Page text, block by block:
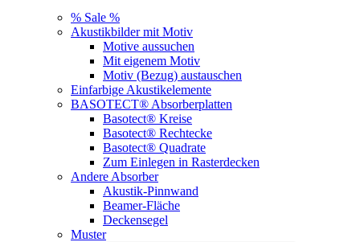
% Sale %
Akustikbilder mit Motiv
Motive aussuchen
Mit eigenem Motiv
Motiv (Bezug) austauschen
Einfarbige Akustikelemente
BASOTECT® Absorberplatten
Basotect® Kreise
Basotect® Rechtecke
Basotect® Quadrate
Zum Einlegen in Rasterdecken
Andere Absorber
Akustik-Pinnwand
Beamer-Fläche
Deckensegel
Muster